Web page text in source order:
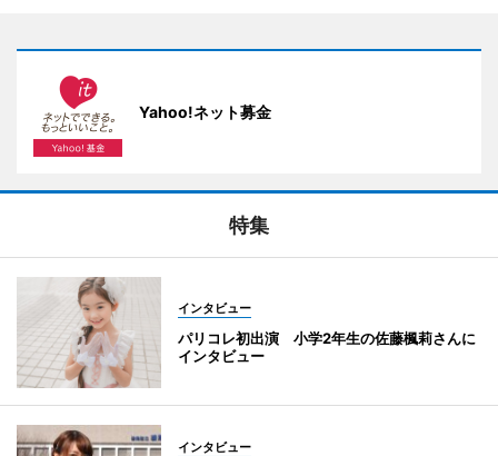
Yahoo!ネット募金
特集
インタビュー
パリコレ初出演 小学2年生の佐藤楓莉さんに
インタビュー
インタビュー